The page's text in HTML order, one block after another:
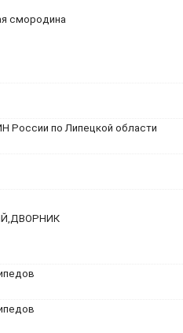
смородина
России по Липецкой области